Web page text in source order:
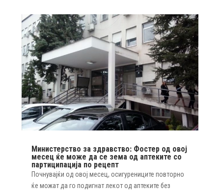
Министерство за здравство: Фостер од овој
месец ќе може да се зема од аптеките со
партиципација по рецепт
Почнувајќи од овој месец, осигурениците повторно
ќе можат да го подигнат лекот од аптеките без